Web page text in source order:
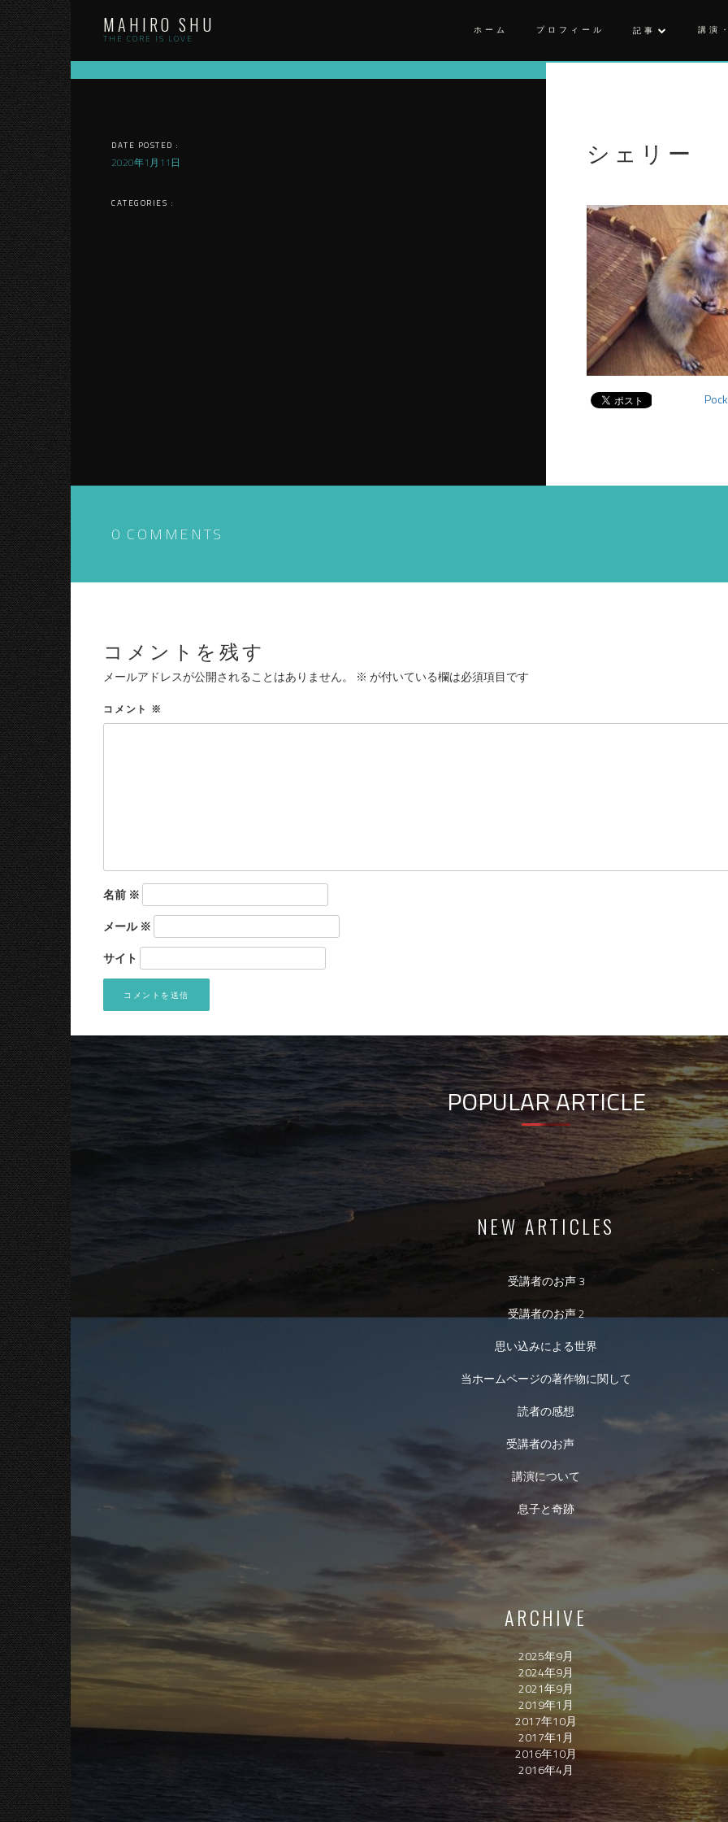
Skip
to
content
MAHIRO SHU
THE CORE IS LOVE
ホーム プロフィール 記事 講演
DATE POSTED :
2020年1月11日
CATEGORIES :
シェリー
0 COMMENTS
コメントを残す
メールアドレスが公開されることはありません。 ※ が付いている欄は必須項目です
コメント ※
名前 ※
メール※
サイト
POPULAR ARTICLE
NEW ARTICLES
受講者のお声 3
受講者のお声 2
思い込みによる世界
当ホームページの著作物に関して
読者の感想
受講者のお声
講演について
息子と奇跡
ARCHIVE
2025年9月
2024年9月
2021年9月
2019年1月
2017年10月
2017年1月
2016年10月
2016年4月